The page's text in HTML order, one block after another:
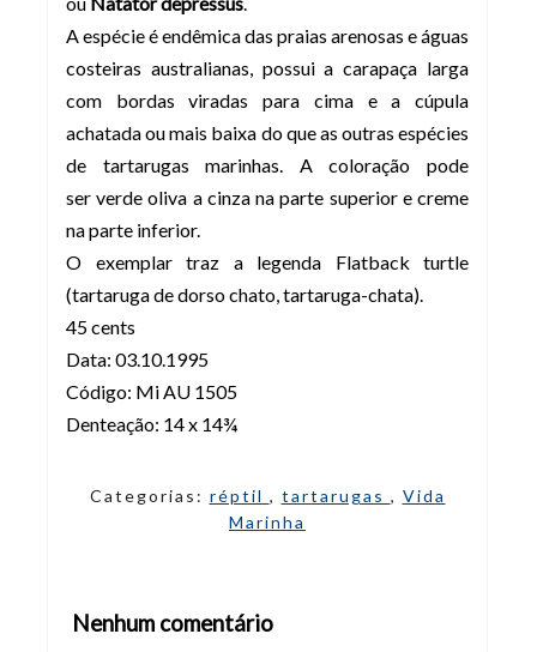
A espécie é endêmica das praias arenosas e águas
costeiras australianas, possui a carapaça larga
com bordas viradas para cima e a cúpula
achatada ou mais baixa do que as outras espécies
de tartarugas marinhas. A coloração pode
ser verde oliva a cinza na parte superior e creme
na parte inferior.
O exemplar traz a legenda Flatback turtle
(tartaruga de dorso chato, tartaruga-chata).
45 cents
Data: 03.10.1995
Código: Mi AU 1505
Denteação: 14 x 14¾
Categorias: réptil , tartarugas , Vida
Marinha
Nenhum comentário